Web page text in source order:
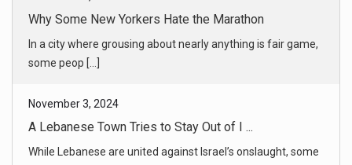
A Lebanese Town Tries to Stay Out of I ...
While Lebanese are united against Israel’s onslaught, some
in southern [...]
November 3, 2024
Polio Vaccination Underway in Gaza
Aid agencies said that children in some areas of northern